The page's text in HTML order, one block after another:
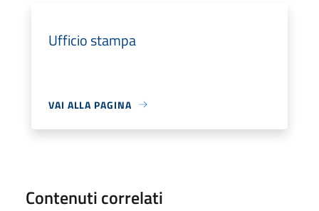
Ufficio stampa
VAI ALLA PAGINA
Contenuti correlati